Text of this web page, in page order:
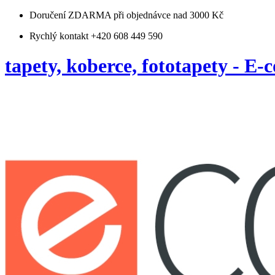
Doručení ZDARMA při objednávce nad 3000 Kč
Rychlý kontakt +420 608 449 590
tapety, koberce, fototapety - E-